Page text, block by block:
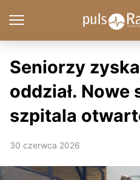
Seniorzy
oddział. Nowe
szpitala
30 czerwca 2026